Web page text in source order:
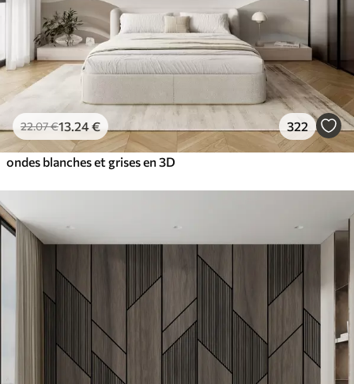
22.07€13 .24€ 322
ondes blanches et grises en 3D